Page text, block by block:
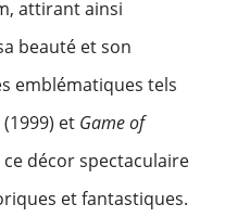
attirant ainsi
beauté et son
emblématiques tels
(1999) et Game of
décor spectaculaire
et fantastiques.